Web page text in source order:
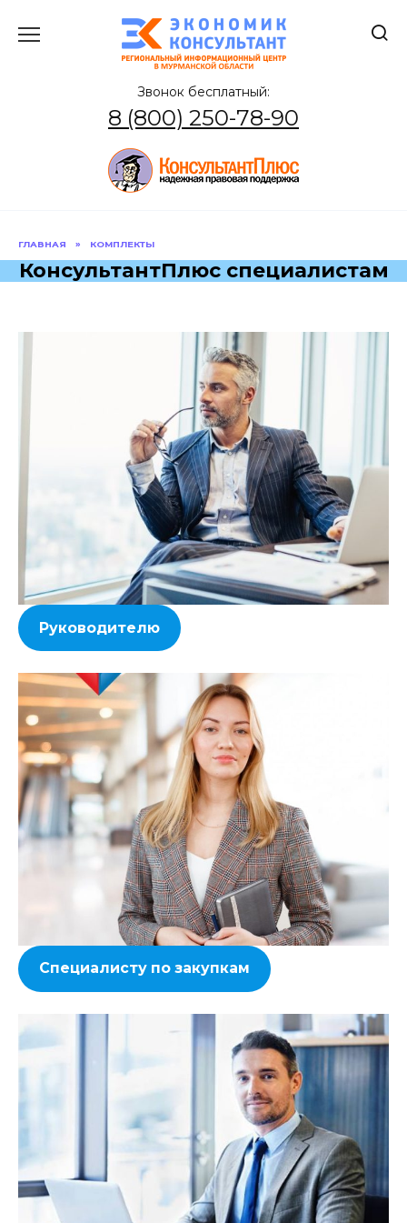
содержанию
Звонок бесплатный:
8 (800) 250-78-90
ГЛАВНАЯ » КОМПЛЕКТЫ
КонсультантПлюс специалистам
Руководителю
Специалисту по закупкам